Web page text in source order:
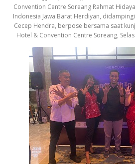
Convention Centre Soreang Rahmat
Indonesia Jawa Barat Herdiyan,
Cecep Hendra, berpose bersama saat
Hotel & Convention Centre Soreang,